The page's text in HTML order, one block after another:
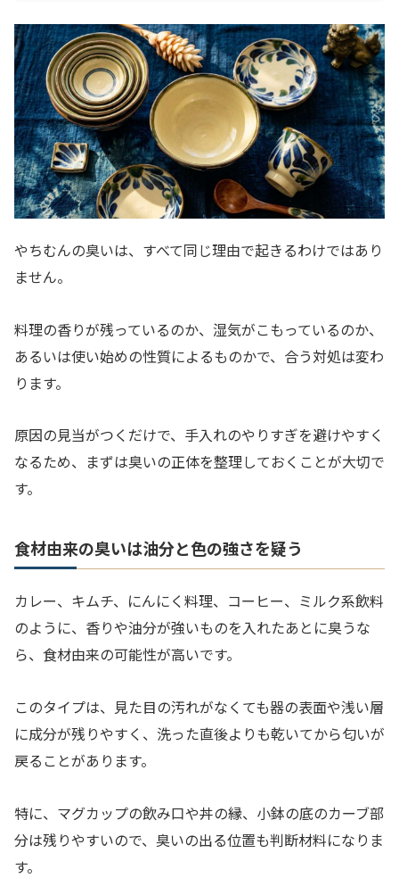
やちむんの臭いは、すべて同じ理由で起きるわけではあり
ません。
料理の香りが残っているのか、湿気がこもっているのか、
あるいは使い始めの性質によるものかで、合う対処は変わ
ります。
原因の見当がつくだけで、手入れのやりすぎを避けやすく
なるため、まずは臭いの正体を整理しておくことが大切で
す。
食材由来の臭いは油分と色の強さを疑う
カレー、キムチ、にんにく料理、コーヒー、ミルク系飲料
のように、香りや油分が強いものを入れたあとに臭うな
ら、食材由来の可能性が高いです。
このタイプは、見た目の汚れがなくても器の表面や浅い層
に成分が残りやすく、洗った直後よりも乾いてから匂いが
戻ることがあります。
特に、マグカップの飲み口や丼の縁、小鉢の底のカーブ部
分は残りやすいので、臭いの出る位置も判断材料になりま
す。